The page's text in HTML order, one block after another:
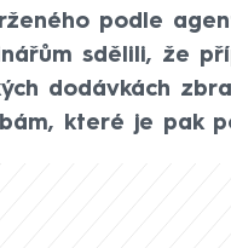
podle
sdělili, že
dodávkách
které je pak